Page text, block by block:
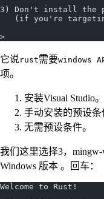
3) Don't install the
(if you're
>
它说rust需要windows
项。
安装Visual Studio。
手动安装的预设条
无需预设条件。
我们这里选择3，
Windows 版本 。回车：
Welcome to Rust!